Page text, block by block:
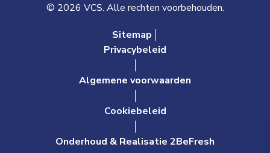
© 2026 VCS. Alle rechten voorbehouden.
Sitemap│
Privacybeleid
Algemene voorwaarden
Cookiebeleid
Onderhoud & Realisatie 2BeFresh